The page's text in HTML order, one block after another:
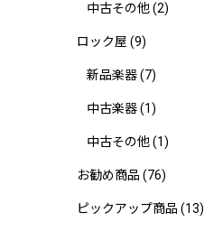
中古その他(2)
ロック屋 (9)
新品楽器(7)
中古楽器(1)
中古その他(1)
お勧め商品 (76)
ピックアップ商品 (13)